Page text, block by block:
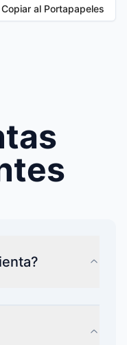
Copiar al Portapapeles